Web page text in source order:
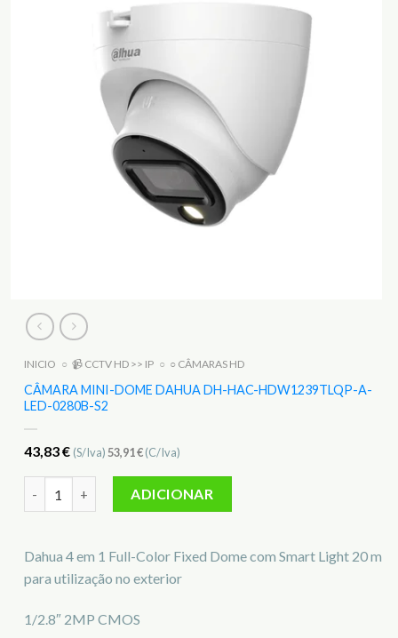
INICIO ○ 📹 CCTV HD >> IP ○ ○ CÂMARAS HD
CÂMARA MINI-DOME DAHUA DH-HAC-HDW1239TLQP-A-
LED-0280B-S2
43,83€ (S/Iva)53,91€(C/Iva)
ADICIONAR
Dahua 4 em 1 Full-Color Fixed Dome com Smart Light 20 m
para utilização no exterior
1/2.8″ 2MP CMOS